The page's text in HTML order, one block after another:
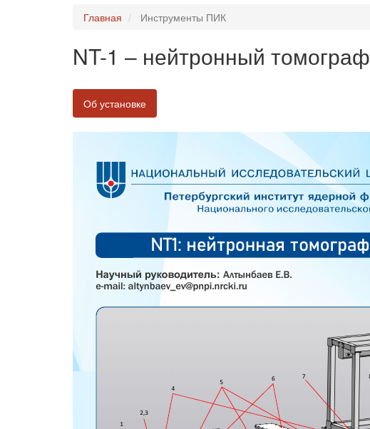
Главная Инструменты ПИК
NT-1 – нейтронный томограф
Об установке